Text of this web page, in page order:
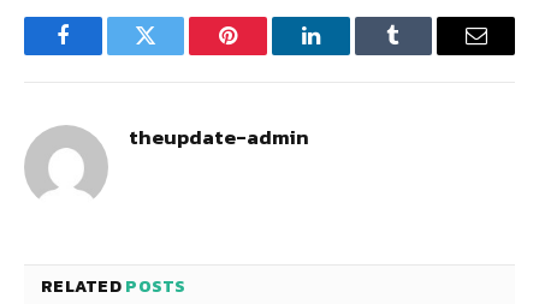
FacebookTwitter Pinterest LinkedInTumblr Email
theupdate-admin
RELATEDPOSTS